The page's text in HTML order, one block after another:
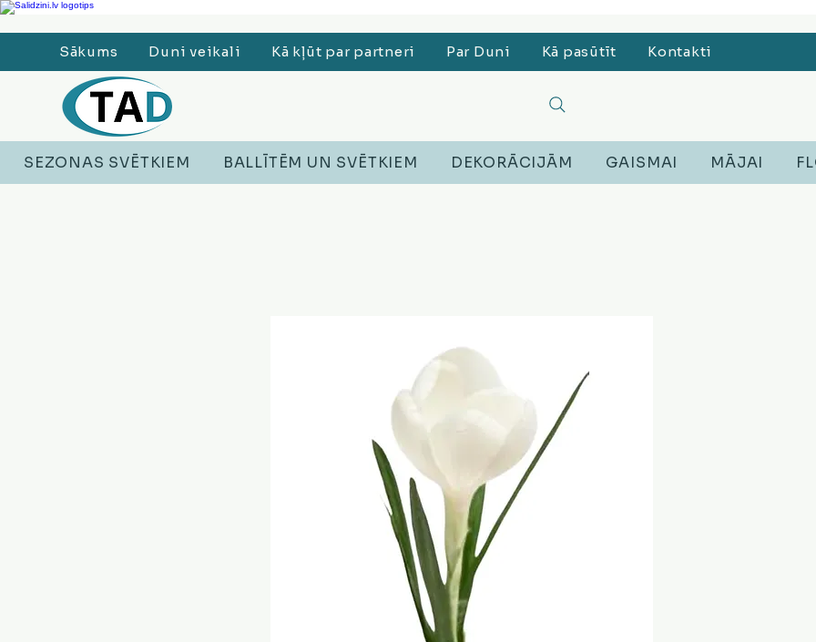
Ledusskapji, Sadzīves tehnika, Smaržas, Operatīvā atmiņa, Putekļu sūcēji, Lego, Austiņas
Sākums Duni veikali Kā kļūt par partneri Par Duni Kā pasūtīt Kontakti
SEZONAS SVĒTKIEM BALLĪTĒM UN SVĒTKIEM DEKORĀCIJĀM GAISMAI MĀJAI